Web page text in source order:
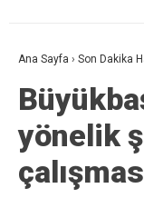
Ana Sayfa › Son Dakika
yönelik